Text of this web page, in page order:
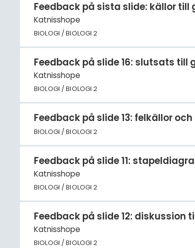
Feedback på sista slide: källor
Katnisshope
BIOLOGI / BIOLOGI 2
Feedback på slide 16: slutsats
Katnisshope
BIOLOGI / BIOLOGI 2
Feedback på slide 13: felkällor
BIOLOGI / BIOLOGI 2
Feedback på slide 11:
Katnisshope
BIOLOGI / BIOLOGI 2
Feedback på slide 12:
Katnisshope
BIOLOGI / BIOLOGI 2